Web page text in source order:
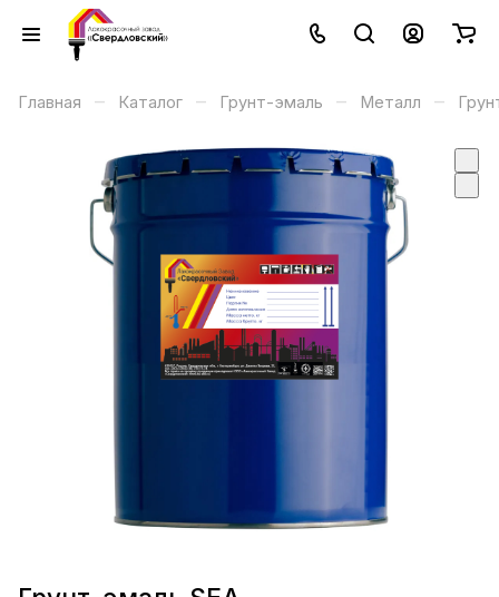
Главная – Каталог – Грунт-эмаль – Металл –